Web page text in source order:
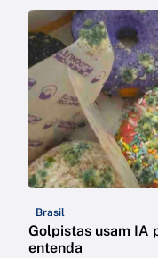
Brasil
Golpistas usam IA
entenda